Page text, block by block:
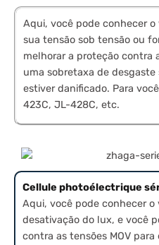
Aqui, você pode conhecer
sua tensão sob tensão ou
melhorar a proteção contra
uma sobretaxa de desgaste
estiver danificado. Para
423C, JL-428C, etc.
Cellule photoélectrique
Aqui, você pode conhecer o
desativação do lux, e você
contra as tensões MOV